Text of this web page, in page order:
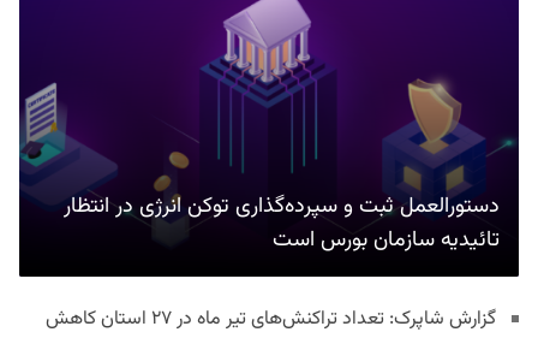
دستورالعمل ثبت و سپرده‌گذاری توکن انرژی در انتظار
تائیدیه سازمان بورس است
گزارش شاپرک: تعداد تراکنش‌های تیر ماه در ۲۷ استان‌ کاهش